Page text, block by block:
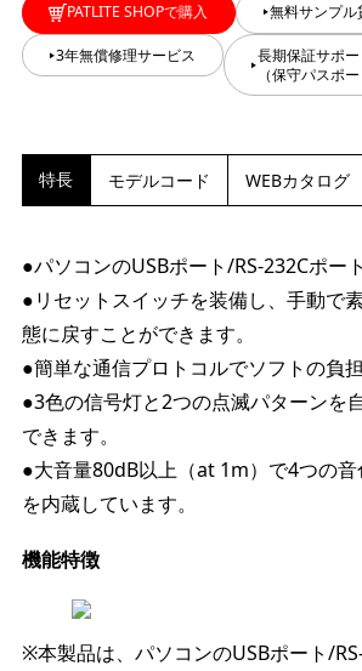
PATLITE SHOPで購入 無料サンプル
3年無償修理サービス
長期保証サポー
（保守パスポ
特長 モデルコード WEBカタログ
●パソコンのUSBポート/RS-232Cポー
●リセットスイッチを装備し、手動で
態に戻すことができます。
●簡単な通信プロトコルでソフトの負
●3色の信号灯と2つの点滅パターンを
できます。
●大音量80dB以上（at 1m）で4つの
を内蔵しています。
機能特徴
※本製品は、パソコンのUSBポート/